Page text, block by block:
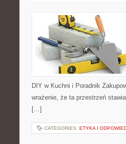
DIY w Kuchni i Poradnik
wrażenie, że ta przestrzeń
[…]
CATEGORIES: ETYKA I